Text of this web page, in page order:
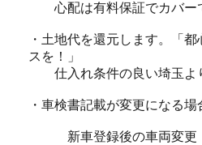
心配は有料保証でカバー
・土地代を還元します。「
スを！」
仕入れ条件の良い埼玉よ
・車検書記載が変更になる場
新車登録後の車両変更「